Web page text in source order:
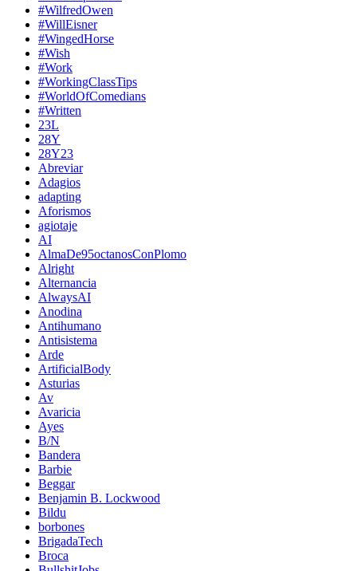
#WilfredOwen
#WillEisner
#WingedHorse
#Wish
#Work
#WorkingClassTips
#WorldOfComedians
#Written
23L
28Y
28Y23
Abreviar
Adagios
adapting
Aforismos
agiotaje
AI
AlmaDe95octanosConPlomo
Alright
Alternancia
AlwaysAI
Anodina
Antihumano
Antisistema
Arde
ArtificialBody
Asturias
Av
Avaricia
Ayes
B/N
Bandera
Barbie
Beggar
Benjamin B. Lockwood
Bildu
borbones
BrigadaTech
Broca